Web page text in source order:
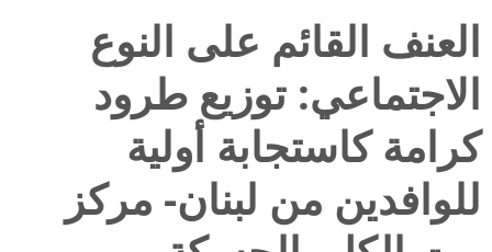
العنف القائم على النوع
الاجتماعي: توزيع طرود
كرامة كاستجابة أولية
للوافدين من لبنان- مركز